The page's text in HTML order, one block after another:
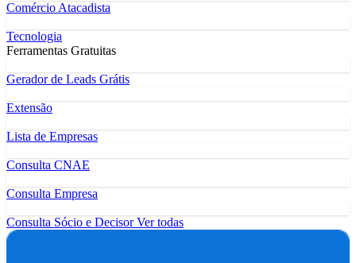
Comércio Atacadista
Tecnologia
Ferramentas Gratuitas
Gerador de Leads Grátis
Extensão
Lista de Empresas
Consulta CNAE
Consulta Empresa
Consulta Sócio e DecisorVer todas